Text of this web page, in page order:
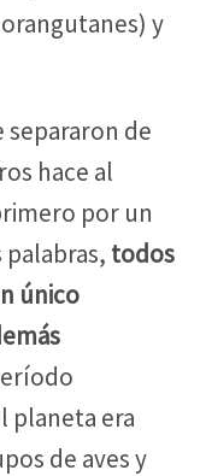
y
separaron de
hace al
por un
todos
único
planeta era
de aves y